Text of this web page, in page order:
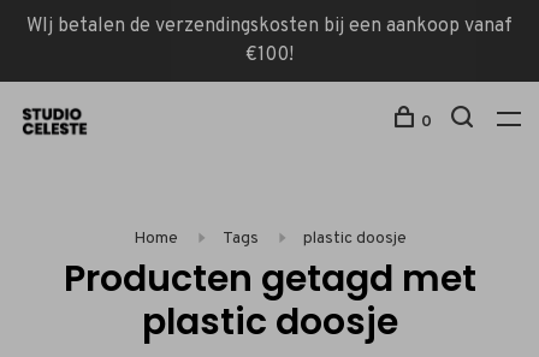
WIj betalen de verzendingskosten bij een aankoop vanaf
€100!
0
Home Tags plastic doosje
Producten getagd met
plastic doosje